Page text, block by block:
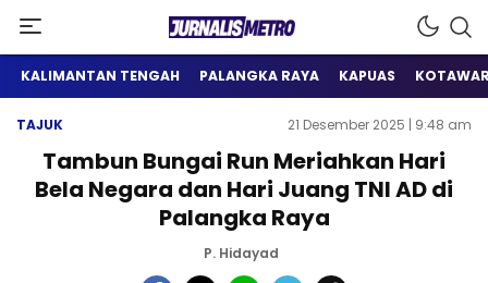
Jurnalis Metro
Satu Wadah Informasi
KALIMANTAN TENGAH PALANGKA RAYA KAPUAS
TAJUK 21 Desember 2025 | 9:48 am
Tambun Bungai Run Meriahkan Hari
Bela Negara dan Hari Juang TNI AD di
Palangka Raya
P. Hidayad